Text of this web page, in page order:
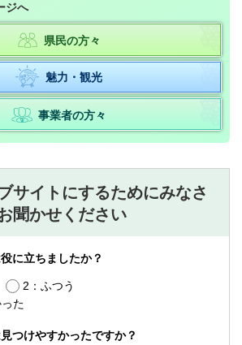
ジへ
県民の方々
魅力・観光
事業者の方々
サイトにするためにみなさ
聞かせください
に立ちましたか？
2：ふつう
た
つけやすかったですか？